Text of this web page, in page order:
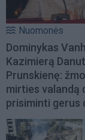
Nuomonės
Dominykas
Kazimierą
Prunskienę:
mirties valandą
prisiminti gerus